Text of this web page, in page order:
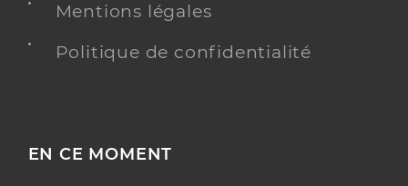
Mentions légales
Politique de confidentialité
EN CE MOMENT